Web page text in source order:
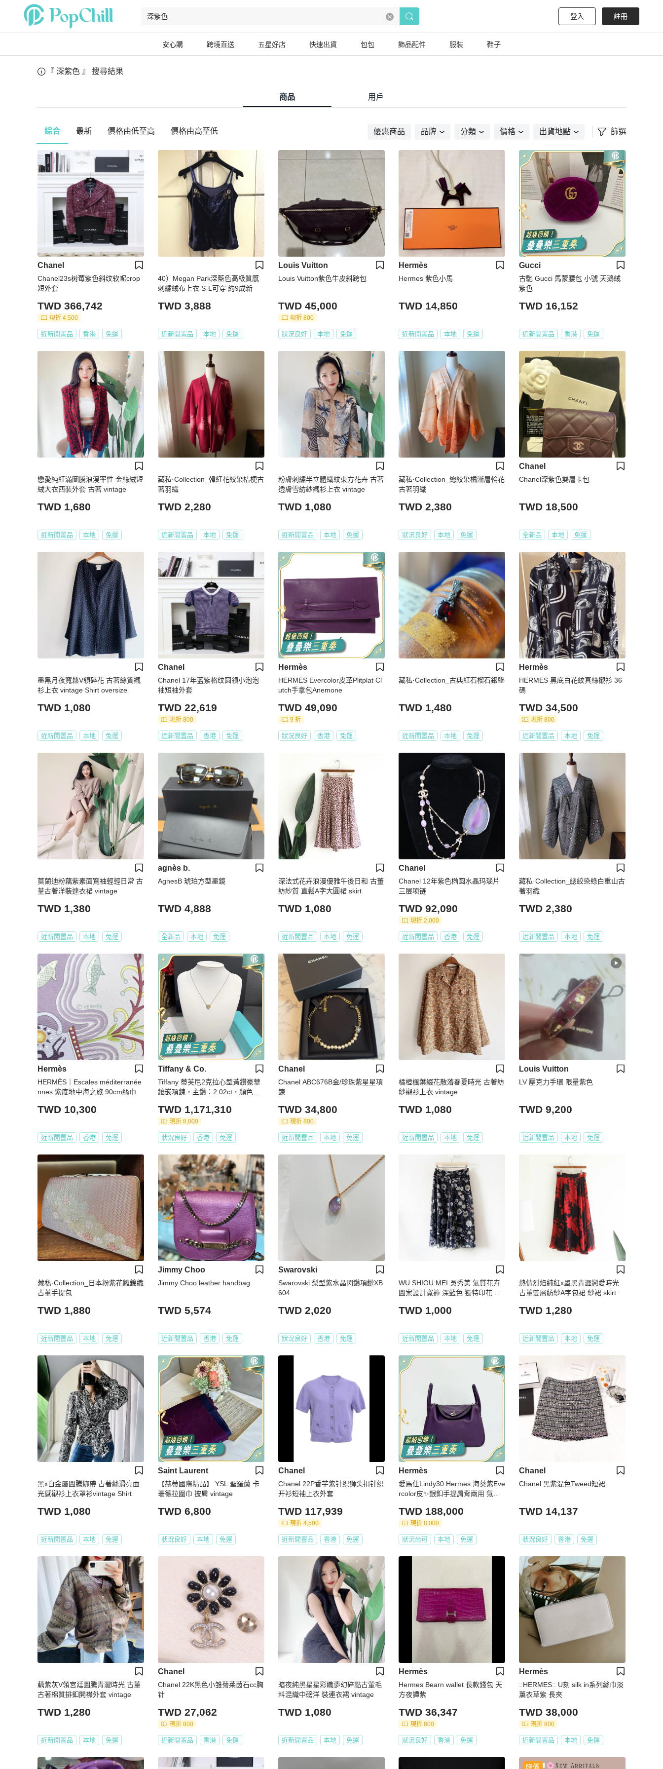
登入 註冊
安心購 跨境直送 五星好店 快速出貨 包包 飾品配件 服裝 鞋子
『 深紫色 』 搜尋結果
商品 用戶
綜合 最新 價格由低至高 價格由高至低 優惠商品 品牌 分類 價格 出貨地點 篩選
Chanel
Chanel23s树莓紫色斜纹软呢crop
短外套
TWD 366,742
現折 4,500
近新閒置品 香港 免運
40）Megan Park深藍色高級質感
刺繡絨布上衣 S-L可穿 約9成新
TWD 3,888
近新閒置品 本地 免運
Louis Vuitton
Louis Vuitton紫色牛皮斜跨包
TWD 45,000
現折 800
狀況良好 本地 免運
Hermès
Hermes 紫色小馬
TWD 14,850
近新閒置品 本地 免運
Gucci
古馳 Gucci 馬蒙腰包 小號 天鵝絨
紫色
TWD 16,152
近新閒置品 香港 免運
戀愛純紅滿圖騰浪漫率性 金絲絨短
絨大衣西裝外套 古著 vintage
TWD 1,680
近新閒置品 本地 免運
藏私·Collection_韓紅花絞染桔梗古
著羽織
TWD 2,280
近新閒置品 本地 免運
粉膚刺繡半立體織紋東方花卉 古著
透膚雪紡紗襯衫上衣 vintage
TWD 1,080
近新閒置品 本地 免運
藏私·Collection_總絞染橘漸層輪花
古著羽織
TWD 2,380
狀況良好 本地 免運
Chanel
Chanel深紫色雙層卡包
TWD 18,500
全新品 本地 免運
墨黑月夜寬鬆V領碎花 古著絲質襯
衫上衣 vintage Shirt oversize
TWD 1,080
近新閒置品 本地 免運
Chanel
Chanel 17年蓝紫格纹圆领小泡泡
袖短袖外套
TWD 22,619
現折 800
近新閒置品 香港 免運
Hermès
HERMES Evercolor皮革Plitplat Cl
utch手拿包Anemone
TWD 49,090
9 折
狀況良好 香港 免運
藏私·Collection_古典紅石榴石銀墜
TWD 1,480
近新閒置品 本地 免運
Hermès
HERMES 黑底白花紋真絲襯衫 36
碼
TWD 34,500
現折 800
近新閒置品 本地 免運
莫蘭迪粉藕紫素面寬䄂輕輕日常 古
蕫古著洋裝連衣裙 vintage
TWD 1,380
近新閒置品 本地 免運
agnès b.
AgnesB 琥珀方型墨鏡
TWD 4,888
全新品 本地 免運
深法式花卉浪漫優雅午後日和 古董
紡紗質 直鬆A字大圓裙 skirt
TWD 1,080
近新閒置品 本地 免運
Chanel
Chanel 12年紫色椭圆水晶玛瑙片
三层项链
TWD 92,090
現折 2,000
近新閒置品 香港 免運
藏私·Collection_總絞染綠白重山古
著羽織
TWD 2,380
近新閒置品 本地 免運
Hermès
HERMÈS｜Escales méditerranée
nnes 紫底地中海之旅 90cm絲巾
TWD 10,300
近新閒置品 香港 免運
Tiffany & Co.
Tiffany 蒂芙尼2克拉心型黃鑽豪華
鑲嵌項鍊，主鑽：2.02ct，顏色：
TWD 1,171,310
現折 8,000
狀況良好 香港 免運
Chanel
Chanel ABC676B金/珍珠紫星星項
鍊
TWD 34,800
現折 800
近新閒置品 本地 免運
橘橙楓葉綴花散落春夏時光 古著紡
紗襯衫上衣 vintage
TWD 1,080
近新閒置品 本地 免運
Louis Vuitton
LV 壓克力手環 限量紫色
TWD 9,200
近新閒置品 本地 免運
藏私·Collection_日本粉紫花籬錦織
古董手提包
TWD 1,880
近新閒置品 本地 免運
Jimmy Choo
Jimmy Choo leather handbag
TWD 5,574
近新閒置品 香港 免運
Swarovski
Swarovski 梨型紫水晶閃鑽項鏈XB
604
TWD 2,020
狀況良好 香港 免運
WU SHIOU MEI 吳秀美 氣質花卉
圖案設計寬褲 深藍色 獨特印花 柔
羊】二手褲
TWD 1,000
近新閒置品 本地 免運
熱情烈焰純紅x墨黑青澀戀愛時光
古董雙層紡紗A字包裙 紗裙 skirt
TWD 1,280
近新閒置品 本地 免運
黑x白金屬圖騰綁帶 古著絲滑亮面
光感襯衫上衣罩衫vintage Shirt
TWD 1,080
近新閒置品 本地 免運
Saint Laurent
【赫蒂國際精品】 YSL 聖羅蘭 卡
珊德拉圍巾 披肩 vintage
TWD 6,800
狀況良好 本地 免運
Chanel
Chanel 22P香芋紫针织狮头扣针织
开衫短袖上衣外套
TWD 117,939
現折 4,500
近新閒置品 香港 免運
Hermès
愛馬仕Lindy30 Hermes 海葵紫Eve
rcolor皮✨銀釦手提肩背兩用 氣質
TWD 188,000
現折 8,000
狀況尚可 本地 免運
Chanel
Chanel 黑紫混色Tweed短裙
TWD 14,137
狀況良好 香港 免運
藕紫灰V領宮廷圖騰青澀時光 古董
古著棉質排釦開襟外套 vintage
TWD 1,280
近新閒置品 本地 免運
Chanel
Chanel 22K黑色小雏菊莱茵石cc胸
针
TWD 27,062
現折 800
近新閒置品 香港 免運
暗夜純黑星星彩織夢幻碎點古葷毛
料混織中磅洋 裝連衣裙 vintage
TWD 1,080
近新閒置品 本地 免運
Hermès
Hermes Bearn wallet 長款錢包 天
方夜譚紫
TWD 36,347
現折 800
狀況良好 香港 免運
Hermès
::HERMES:: U刻 silk in系列絲巾淡
薰衣草紫 長夾
TWD 38,000
現折 800
近新閒置品 本地 免運
降價